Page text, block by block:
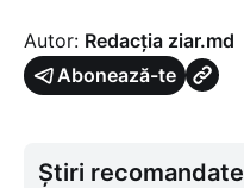
Autor: Redacția ziar.md
Abonează-te
Știri recomandate